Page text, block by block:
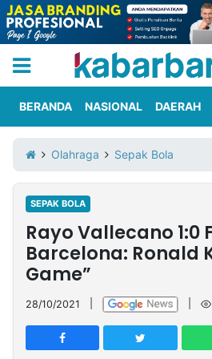
Iklan
Berita
Kami
Nasional
International
Olahraga
Entertainment
Daerah
Pariwisata
Kuliner
Kolom
Network
PT
TREETAN
BERANDA NASIONAL DAERAH
Olahraga Sepak Bola
SEPAK BOLA
Rayo Vallecano 1:0
Barcelona: Ronald
Game”
28/10/2021